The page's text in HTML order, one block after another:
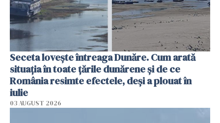
Seceta lovește întreaga Dunăre. Cum arată
situația în toate țările dunărene și de ce
România resimte efectele, deși a plouat în
iulie
03 AUGUST 2026